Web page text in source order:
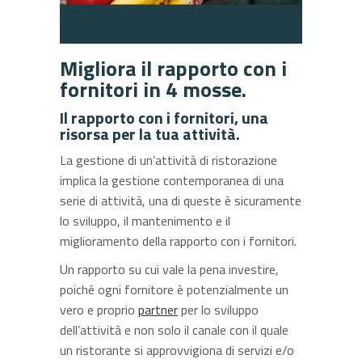
Migliora il rapporto con i
fornitori in 4 mosse.
Il rapporto con i fornitori, una
risorsa per la tua attività.
La gestione di un’attività di ristorazione
implica la gestione contemporanea di una
serie di attività, una di queste è sicuramente
lo sviluppo, il mantenimento e il
miglioramento della rapporto con i fornitori.
Un rapporto su cui vale la pena investire,
poiché ogni fornitore è potenzialmente un
vero e proprio partnerper lo sviluppo
dell’attività e non solo il canale con il quale
un ristorante si approvvigiona di servizi e/o